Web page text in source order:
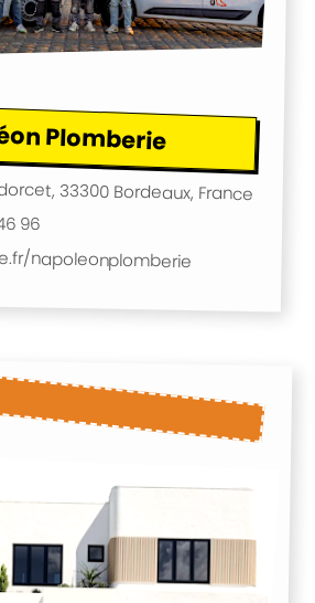
Plomberie
33300 Bordeaux, France
96
napoleonplomberie